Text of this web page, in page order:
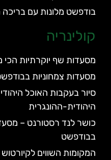
בודפשט מלונות עם
קולינריה
מסעדות שף יוקרתיות
מסעדות צמחוניות
סיור בעקבות האוכל
היהודית-ההונגרית
כושר לנד רסטורנט –
בבודפשט
המקומות השווים